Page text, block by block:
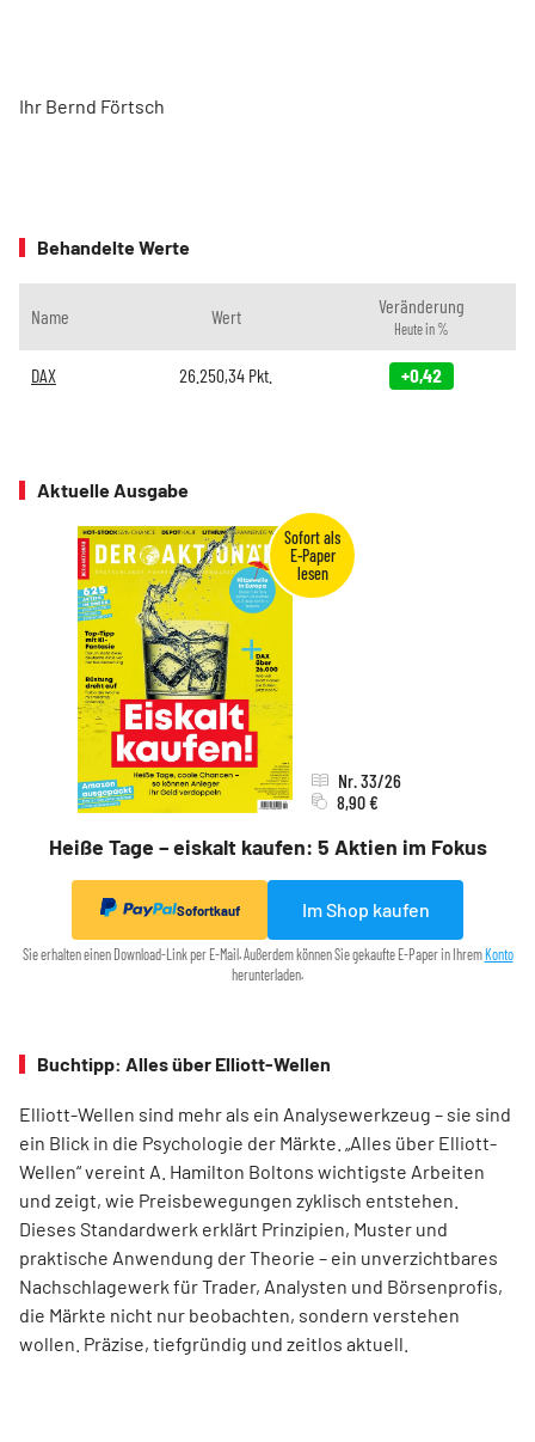
Ihr Bernd Förtsch
Behandelte Werte
Name Wert Veränderung
Heute in %
DAX 26.250,34 Pkt. +0,42
Aktuelle Ausgabe
Heiße Tage – eiskalt kaufen: 5 Aktien im Fokus
Nr. 33/26
8,90 €
Sofortkauf Im Shop kaufen
Sie erhalten einen Download-Link per E-Mail. Außerdem können Sie gekaufte E-Paper in Ihrem Konto
herunterladen.
Buchtipp: Alles über Elliott-Wellen
Elliott-Wellen sind mehr als ein Analysewerkzeug – sie sind
ein Blick in die Psychologie der Märkte. „Alles über Elliott-
Wellen“ vereint A. Hamilton Boltons wichtigste Arbeiten
und zeigt, wie Preisbewegungen zyklisch entstehen.
Dieses Standardwerk erklärt Prinzipien, Muster und
praktische Anwendung der Theorie – ein unverzichtbares
Nachschlagewerk für Trader, Analysten und Börsenprofis,
die Märkte nicht nur beobachten, sondern verstehen
wollen. Präzise, tiefgründig und zeitlos aktuell.